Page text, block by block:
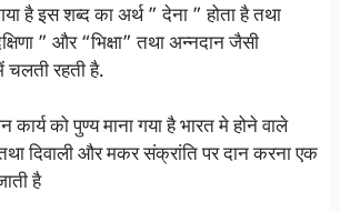
है इस शब्द का अर्थ ” देना ” होता है तथा
” और “भिक्षा” तथा अन्नदान जैसी
चलती रहती है.
कार्य को पुण्य माना गया है भारत मे होने वाले
दिवाली और मकर संक्रांति पर दान करना एक
है